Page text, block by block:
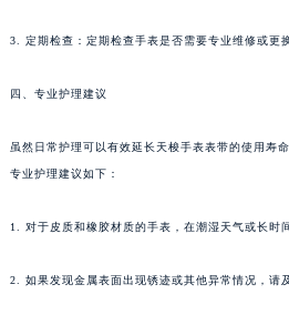
3. 定期检查：定期检查手表是否需要专业维修或更
四、专业护理建议
虽然日常护理可以有效延长天梭手表表带的使用寿
专业护理建议如下：
1. 对于皮质和橡胶材质的手表，在潮湿天气或长时
2. 如果发现金属表面出现锈迹或其他异常情况，请